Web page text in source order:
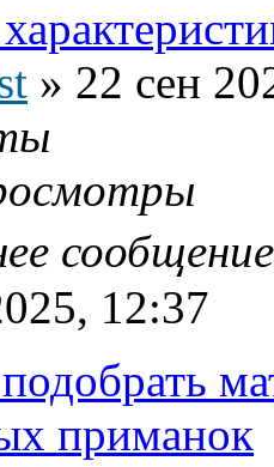
» 22 сен
12:37
приманок